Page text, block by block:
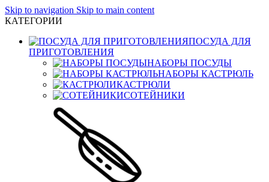
Skip to navigation Skip to main content
КАТЕГОРИИ
ПОСУДА ДЛЯ
ПРИГОТОВЛЕНИЯ
НАБОРЫ ПОСУДЫ
НАБОРЫ КАСТРЮЛЬ
КАСТРЮЛИ
СОТЕЙНИКИ